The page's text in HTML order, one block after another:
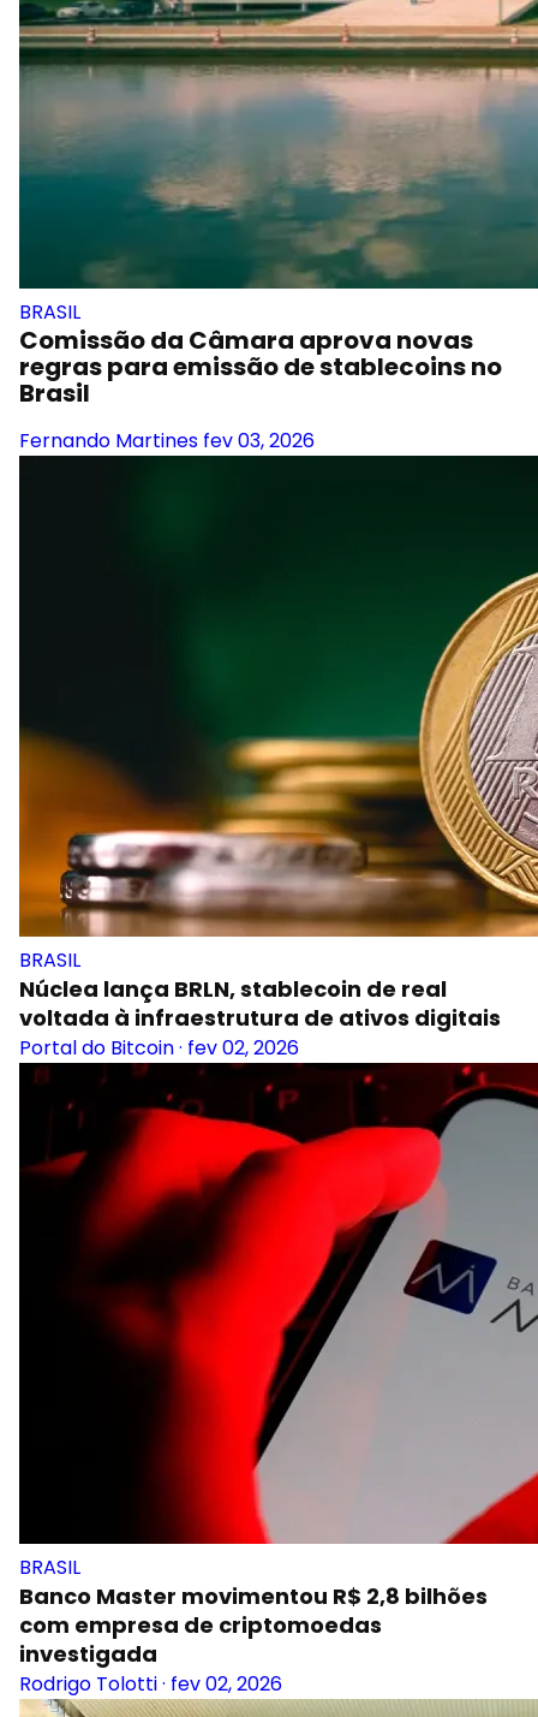
BRASIL
Comissão da Câmara aprova novas
regras para emissão de stablecoins no
Brasil
Fernando Martines fev 03, 2026
BRASIL
Núclea lança BRLN, stablecoin de real
voltada à infraestrutura de ativos digitais
Portal do Bitcoin· fev 02, 2026
BRASIL
Banco Master movimentou R$ 2,8 bilhões
com empresa de criptomoedas
investigada
Rodrigo Tolotti· fev 02, 2026